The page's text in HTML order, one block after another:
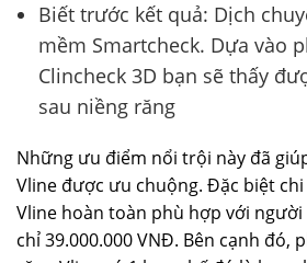
Biết trước kết quả: Dịch
mềm Smartcheck. Dựa vào
Clincheck 3D bạn sẽ thấy
sau niềng răng
Những ưu điểm nổi trội này đã
Vline được ưu chuộng. Đặc biệt
Vline hoàn toàn phù hợp với người
chỉ 39.000.000 VNĐ. Bên cạnh đó,